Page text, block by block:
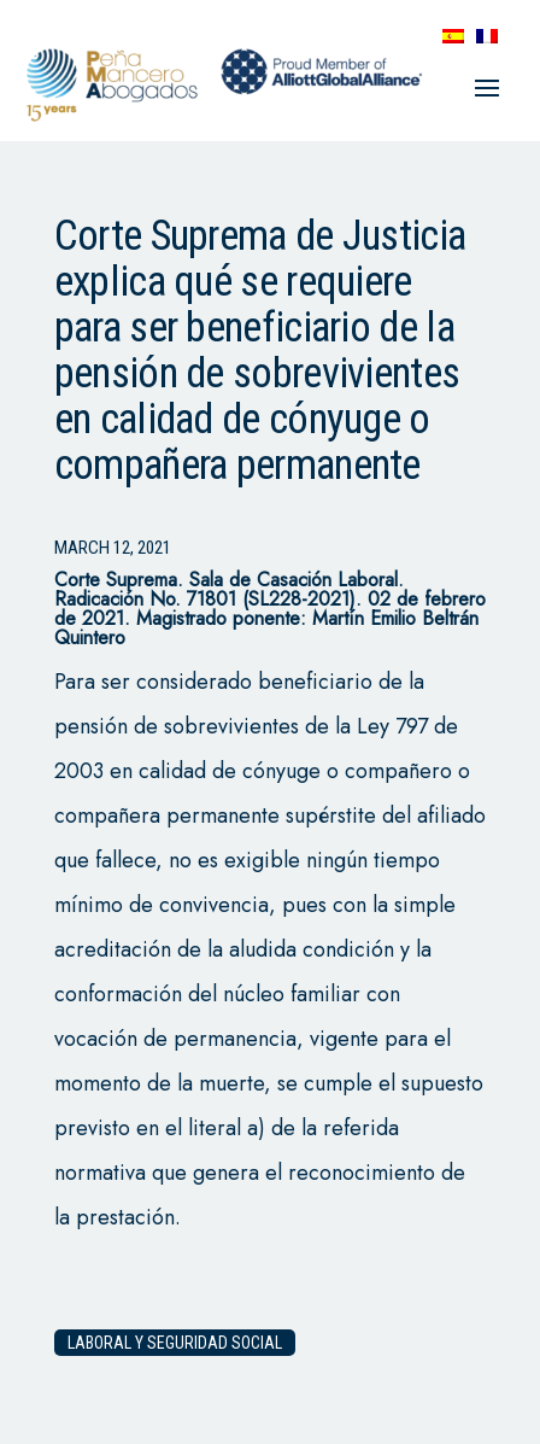
Corte Suprema de Justicia
explica qué se requiere
para ser beneficiario de la
pensión de sobrevivientes
en calidad de cónyuge o
compañera permanente
MARCH 12, 2021
Corte Suprema. Sala de Casación Laboral.
Radicación No. 71801 (SL228-2021). 02 de febrero
de 2021. Magistrado ponente: Martín Emilio Beltrán
Quintero
Para ser considerado beneficiario de la
pensión de sobrevivientes de la Ley 797 de
2003 en calidad de cónyuge o compañero o
compañera permanente supérstite del afiliado
que fallece, no es exigible ningún tiempo
mínimo de convivencia, pues con la simple
acreditación de la aludida condición y la
conformación del núcleo familiar con
vocación de permanencia, vigente para el
momento de la muerte, se cumple el supuesto
previsto en el literal a) de la referida
normativa que genera el reconocimiento de
la prestación.
LABORAL Y SEGURIDAD SOCIAL